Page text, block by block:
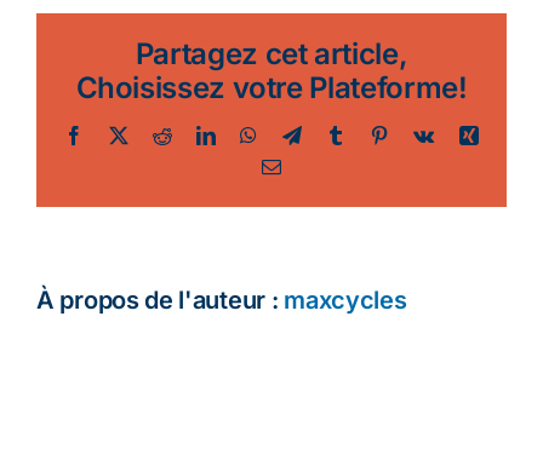
Conseils
Actualité
Partagez cet article,
Choisissez votre Plateforme!
Facebook
TwitterRedditLinkedInWhatsApp
TelegramTumblr Pinterest
Vk
Xing
Email
À propos de l'auteur : maxcycles